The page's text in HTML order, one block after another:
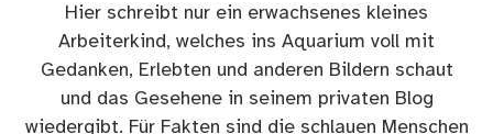
Hier schreibt nur ein erwachsenes kleines
Arbeiterkind, welches ins Aquarium voll mit
Gedanken, Erlebten und anderen Bildern schaut
und das Gesehene in seinem privaten Blog
wiedergibt. Für Fakten sind die schlauen Menschen